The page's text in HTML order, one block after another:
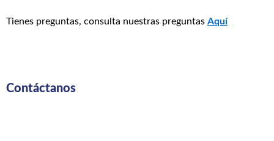
Tienes preguntas, consulta nuestras preguntas Aquí
Contáctanos